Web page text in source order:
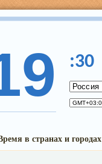
:30
в странах и городах